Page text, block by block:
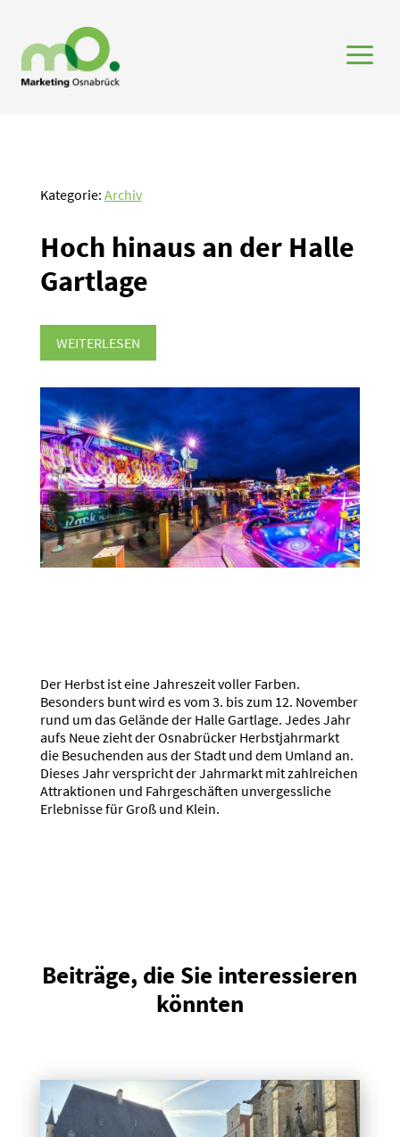
a
Kategorie: Archiv
Hoch hinaus an der Halle
Gartlage
WEITERLESEN
Der Herbst ist eine Jahreszeit voller Farben.
Besonders bunt wird es vom 3. bis zum 12. November
rund um das Gelände der Halle Gartlage. Jedes Jahr
aufs Neue zieht der Osnabrücker Herbstjahrmarkt
die Besuchenden aus der Stadt und dem Umland an.
Dieses Jahr verspricht der Jahrmarkt mit zahlreichen
Attraktionen und Fahrgeschäften unvergessliche
Erlebnisse für Groß und Klein.
Beiträge, die Sie interessieren
könnten